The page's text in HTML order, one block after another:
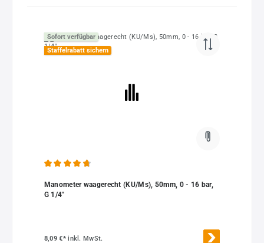
Sofort verfügbar
Staffelrabatt sichern
Manometer waagerecht (KU/Ms), 50mm, 0 - 16 bar,
G 1/4"
8,09 €*inkl. MwSt.